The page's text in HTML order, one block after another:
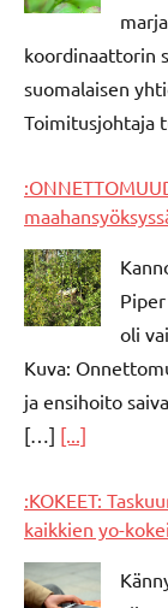
koordinaattorin
suomalaisen
Toimitusjohtaja
oli
Kuva:
ja ensihoito
[…] [...]
:KOKEET:
kaikkien yo-